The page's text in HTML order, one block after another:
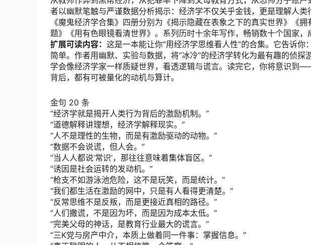
者以幽默笔触与严谨数据分析揭示：经济学不仅关乎金钱，更是理解人类
《魔鬼经济学合集》四册分别为《揭示隐藏在表象之下的真实世界》《
题》《用有色眼镜看清世界》。系列历时十余年写作，畅销数十个国家，
扩展可读内容： 这是一本能让你“用经济学思维看人性”的合集。它告诉
简单。作者用幽默、实验与数据，将“冰冷”的经济学转化为最有趣的侦
学会像经济学家一样质疑世界，看透逻辑与谎言。读完它，你将意识到
背后，都有可被量化的动机与算计。
金句 20 条
“经济学就是揭开人类行为背后的激励机制。”
“道德解释讲理想，经济学解释现实。”
“人不是理性的生物，而是有激励驱动的动物。”
“数据不会说谎，但人会。”
“当人人都说‘常识’，那往往意味着集体盲区。”
“诱因是社会运转的发动机。”
“枪支不如游泳池危险，这不是玩笑，而是统计。”
“我们都生活在激励的网中，只是有人看得更清楚。”
“反常思维不是反叛，而是更接近真相的路径。”
“人们撒谎，不是因为坏，而是因为成本太低。”
“完美父母的神话，是教育行业最大的谎言。”
“三K党与房产中介，本质上做着同一件事：掌握信息。”